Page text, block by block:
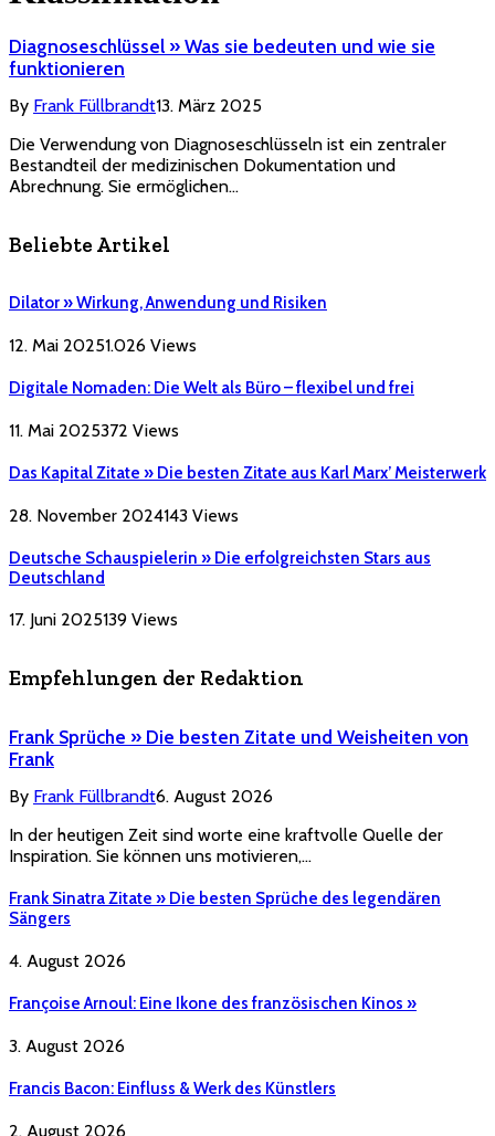
Diagnoseschlüssel » Was sie bedeuten und wie sie
funktionieren
By Frank Füllbrandt13. März 2025
Die Verwendung von Diagnoseschlüsseln ist ein zentraler
Bestandteil der medizinischen Dokumentation und
Abrechnung. Sie ermöglichen…
Beliebte Artikel
Dilator » Wirkung, Anwendung und Risiken
12. Mai 20251.026 Views
Digitale Nomaden: Die Welt als Büro – flexibel und frei
11. Mai 2025372 Views
Das Kapital Zitate » Die besten Zitate aus Karl Marx’ Meisterwerk
28. November 2024143 Views
Deutsche Schauspielerin » Die erfolgreichsten Stars aus
Deutschland
17. Juni 2025139 Views
Empfehlungen der Redaktion
Frank Sprüche » Die besten Zitate und Weisheiten von
Frank
By Frank Füllbrandt6. August 2026
In der heutigen Zeit sind worte eine kraftvolle Quelle der
Inspiration. Sie können uns motivieren,…
Frank Sinatra Zitate » Die besten Sprüche des legendären
Sängers
4. August 2026
Françoise Arnoul: Eine Ikone des französischen Kinos »
3. August 2026
Francis Bacon: Einfluss & Werk des Künstlers
2. August 2026